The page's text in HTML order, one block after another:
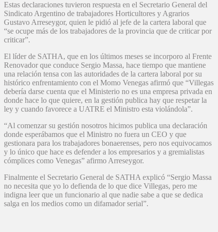
Estas declaraciones tuvieron respuesta en el Secretario General del
Sindicato Argentino de trabajadores Horticultores y Agrarios
Gustavo Arreseygor, quien le pidió al jefe de la cartera laboral que
“se ocupe más de los trabajadores de la provincia que de criticar por
criticar”.
El líder de SATHA, que en los últimos meses se incorporo al Frente
Renovador que conduce Sergio Massa, hace tiempo que mantiene
una relación tensa con las autoridades de la cartera laboral por su
histórico enfrentamiento con el Momo Venegas afirmó que “Villegas
debería darse cuenta que el Ministerio no es una empresa privada en
donde hace lo que quiere, en la gestión publica hay que respetar la
ley y cuando favorece a UATRE el Ministro esta violándola”.
“Al comenzar su gestión nosotros hicimos publica una declaración
donde esperábamos que el Ministro no fuera un CEO y que
gestionara para los trabajadores bonaerenses, pero nos equivocamos
y lo único que hace es defender a los empresarios y a gremialistas
cómplices como Venegas” afirmo Arreseygor.
Finalmente el Secretario General de SATHA explicó “Sergio Massa
no necesita que yo lo defienda de lo que dice Villegas, pero me
indigna leer que un funcionario al que nadie sabe a que se dedica
salga en los medios como un difamador serial”.